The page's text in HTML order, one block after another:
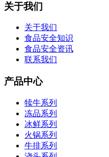
关于我们
关于我们
食品安全知识
食品安全资讯
联系我们
产品中心
犊牛系列
冻品系列
冰鲜系列
火锅系列
牛排系列